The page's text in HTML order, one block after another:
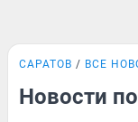
САРАТОВ ВСЕ
Новости